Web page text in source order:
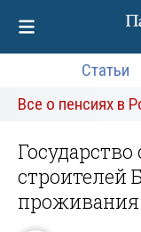
Статьи
Все о пенсиях в
строителей